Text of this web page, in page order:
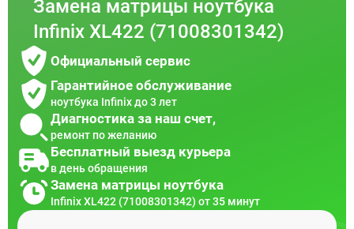
Замена матрицы ноутбука
Infinix XL422 (71008301342)
Официальный сервис
Гарантийное обслуживание
ноутбука Infinix до 3 лет
Диагностика за наш счет,
ремонт по желанию
Бесплатный выезд курьера
в день обращения
Замена матрицы ноутбука
Infinix XL422 (71008301342) от 35 минут